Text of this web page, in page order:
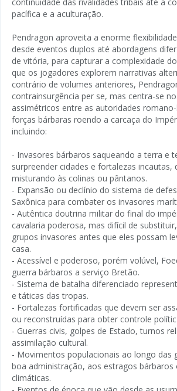
pacífica e a aculturação.
Pendragon aproveita a enorme
desde eventos duplos até abordagens
de vitória, para capturar a complexidade
que os jogadores explorem narrativas
contrário de volumes anteriores,
contrainsurgência per se, mas centra-se
assimétricos entre as autoridades
forças bárbaras roendo a carcaça do
incluindo:
- Invasores bárbaros saqueando a terra e
surpreender cidades e fortalezas incautas,
misturando às colinas ou pântanos.
- Expansão ou declínio do sistema de
Saxônica para combater os invasores
- Autêntica doutrina militar do final do
cavalaria poderosa, mas difícil de
grupos invasores antes que eles possam
casa.
- Acessível e poderoso, porém volúvel,
guerra bárbaros a serviço Bretão.
- Sistema de batalha diferenciado
e táticas das tropas.
- Fortalezas fortificadas que devem ser
ou reconstruídas para obter controle
- Guerras civis, golpes de Estado, turnos
assimilação cultural.
- Movimentos populacionais ao longo das
boa administração, aos estragos bárbaros
climáticas.